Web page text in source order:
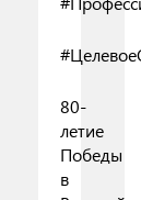
80-
летие
Победы
в